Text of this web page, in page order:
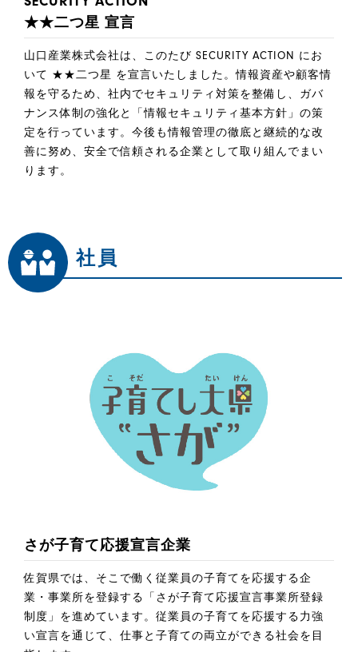
★★二つ星 宣言
山口産業株式会社は、このたび SECURITY ACTION にお
いて ★★二つ星 を宣言いたしました。情報資産や顧客情
報を守るため、社内でセキュリティ対策を整備し、ガバ
ナンス体制の強化と「情報セキュリティ基本方針」の策
定を行っています。今後も情報管理の徹底と継続的な改
善に努め、安全で信頼される企業として取り組んでまい
ります。
社員
さが子育て応援宣言企業
佐賀県では、そこで働く従業員の子育てを応援する企
業・事業所を登録する「さが子育て応援宣言事業所登録
制度」を進めています。従業員の子育てを応援する力強
い宣言を通じて、仕事と子育ての両立ができる社会を目